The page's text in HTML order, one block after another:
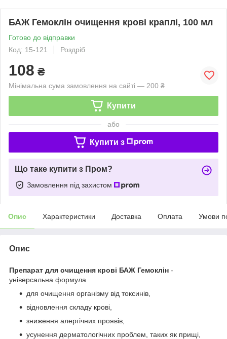
БАЖ Гемоклін очищення крові краплі, 100 мл
Готово до відправки
Код: 15-121
Роздріб
108 ₴
Мінімальна сума замовлення на сайті — 200 ₴
Купити
або
Купити з
Що таке купити з Пром?
Замовлення під захистом
Опис Характеристики Доставка Оплата Умови
Опис
Препарат для очищення крові БАЖ Гемоклін -
універсальна формула
для очищення організму від токсинів,
відновлення складу крові,
зниження алергічних проявів,
усунення дерматологічних проблем, таких як прищі,